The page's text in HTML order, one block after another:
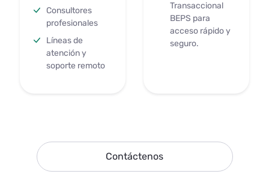
Consultores
profesionales
Líneas de
atención y
soporte remoto
Transaccional
BEPS para
acceso rápido y
seguro.
Contáctenos